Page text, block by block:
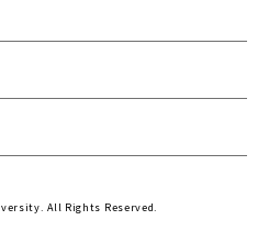
All Rights Reserved.